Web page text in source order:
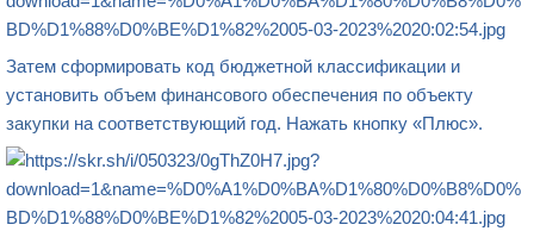
Затем сформировать код бюджетной классификации и
установить объем финансового обеспечения по объекту
закупки на соответствующий год. Нажать кнопку «Плюс».